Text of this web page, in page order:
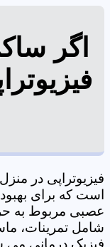
اگر
فیزیوتراپی در
است که برای
عصبی مربوط به
شامل تمرینات،